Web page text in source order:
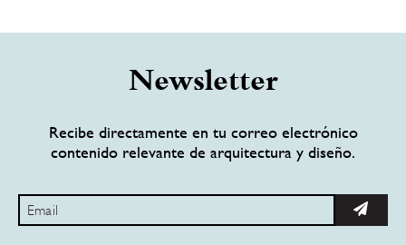
Newsletter
Recibe directamente en tu correo electrónico
contenido relevante de arquitectura y diseño.